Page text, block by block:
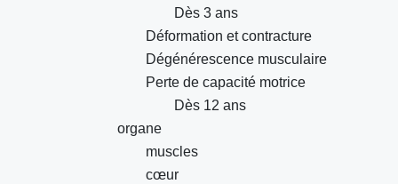
Dès 3 ans
Déformation et contracture
Dégénérescence musculaire
Perte de capacité motrice
Dès 12 ans
organe
muscles
cœur